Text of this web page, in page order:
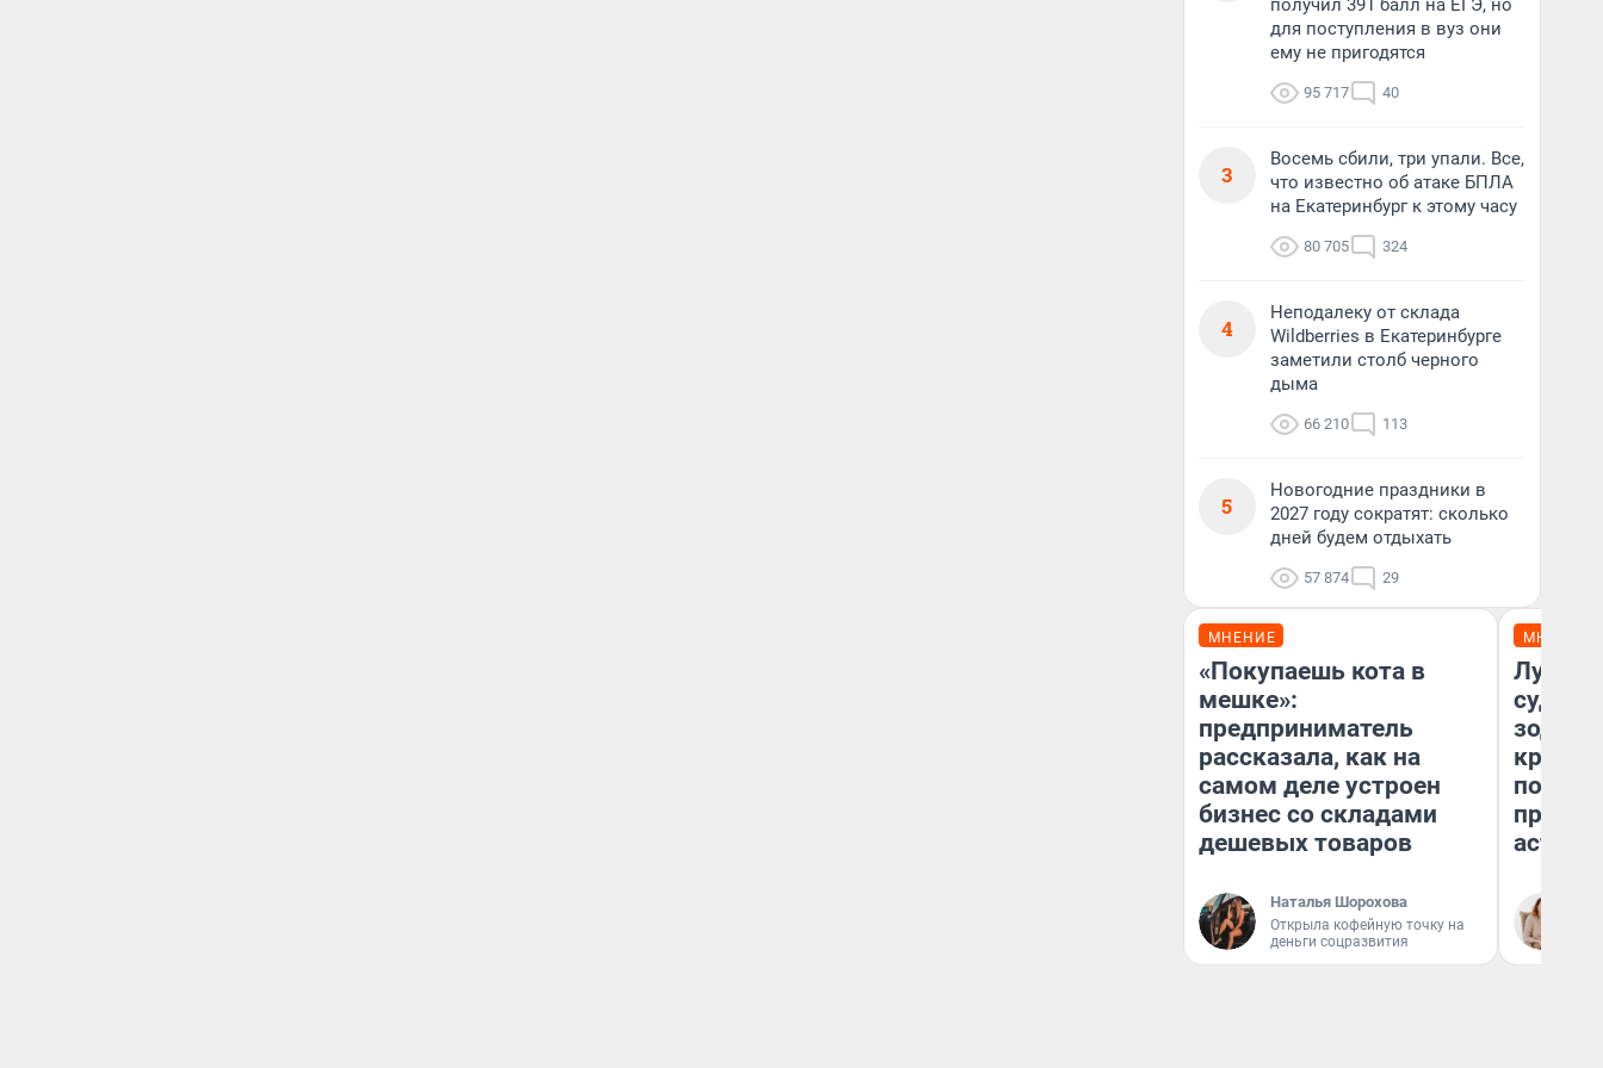
получил 391 балл на ЕГЭ, но
для поступления в вуз они
ему не пригодятся
95 717 40
3
Восемь сбили, три упали. Все,
что известно об атаке БПЛА
на Екатеринбург к этому часу
80 705 324
4
Неподалеку от склада
Wildberries в Екатеринбурге
заметили столб черного
дыма
66 210 113
5
Новогодние праздники в
2027 году сократят: сколько
дней будем отдыхать
57 874 29
МНЕНИЕ
«Покупаешь кота в
мешке»:
предприниматель
рассказала, как на
самом деле устроен
бизнес со складами
дешевых товаров
Наталья Шорохова
Открыла кофейную точку на
деньги соцразвития
МНЕНИЕ
Луна
судьбу
круто